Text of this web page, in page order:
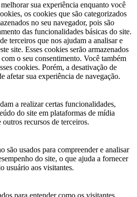
sua experiência enquanto você
os cookies que são categorizados
no seu navegador, pois são
das funcionalidades básicas do site.
terceiros que nos ajudam a analisar e
site. Esses cookies serão armazenados
o seu consentimento. Você também
cookies. Porém, a desativação de
afetar sua experiência de navegação.
a realizar certas funcionalidades,
do site em plataformas de mídia
recursos de terceiros.
são usados ​​para compreender e analisar
do site, o que ajuda a fornecer
usuário aos visitantes.
​​para entender como os visitantes